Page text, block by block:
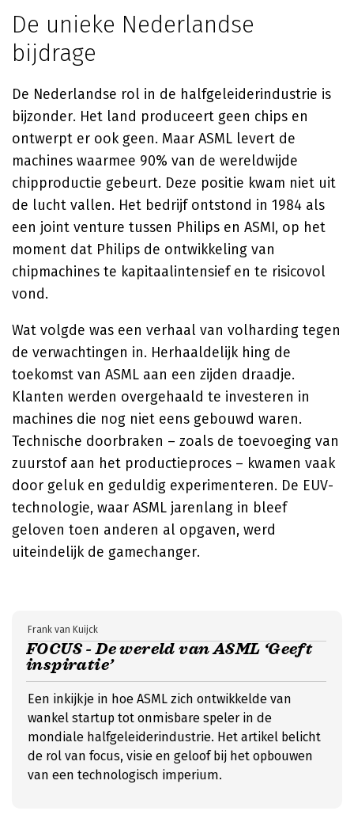
De unieke Nederlandse
bijdrage
De Nederlandse rol in de halfgeleiderindustrie is
bijzonder. Het land produceert geen chips en
ontwerpt er ook geen. Maar ASML levert de
machines waarmee 90% van de wereldwijde
chipproductie gebeurt. Deze positie kwam niet uit
de lucht vallen. Het bedrijf ontstond in 1984 als
een joint venture tussen Philips en ASMI, op het
moment dat Philips de ontwikkeling van
chipmachines te kapitaalintensief en te risicovol
vond.
Wat volgde was een verhaal van volharding tegen
de verwachtingen in. Herhaaldelijk hing de
toekomst van ASML aan een zijden draadje.
Klanten werden overgehaald te investeren in
machines die nog niet eens gebouwd waren.
Technische doorbraken – zoals de toevoeging van
zuurstof aan het productieproces – kwamen vaak
door geluk en geduldig experimenteren. De EUV-
technologie, waar ASML jarenlang in bleef
geloven toen anderen al opgaven, werd
uiteindelijk de gamechanger.
FOCUS - De wereld van ASML ‘Geeft
inspiratie’
Frank van Kuijck
Een inkijkje in hoe ASML zich ontwikkelde van
wankel startup tot onmisbare speler in de
mondiale halfgeleiderindustrie. Het artikel belicht
de rol van focus, visie en geloof bij het opbouwen
van een technologisch imperium.